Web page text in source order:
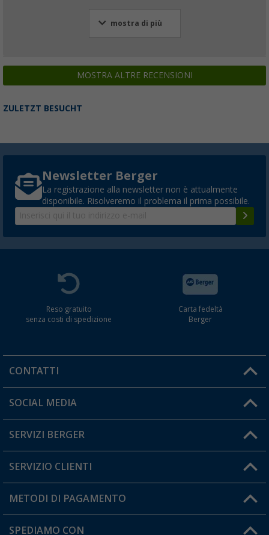
mostra di più
MOSTRA ALTRE RECENSIONI
ZULETZT BESUCHT
Newsletter Berger
La registrazione alla newsletter non è attualmente
disponibile. Risolveremo il problema il prima possibile.
Reso gratuito
senza costi di spedizione
Carta fedeltà
Berger
CONTATTI
Orari di apertura del servizio:
Hai una domanda?
SOCIAL MEDIA
SERVIZI BERGER
Diventare rivenditori
Il mio Account
SERVIZIO CLIENTI
Informazioni sulla spedizione
Resi
METODI DI PAGAMENTO
SPEDIAMO CON